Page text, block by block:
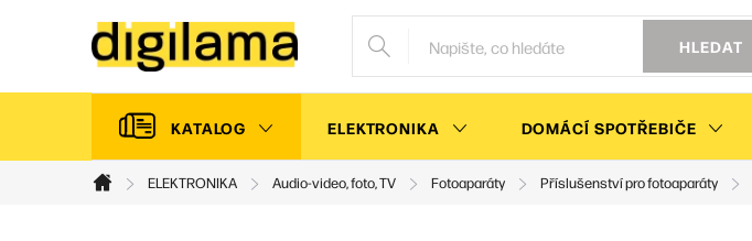
HLEDAT
KATALOG ELEKTRONIKA DOMÁCÍ SPOTŘEBIČE
Domů
ELEKTRONIKA Audio-video, foto, TV Fotoaparáty Příslušenství pro fotoaparáty